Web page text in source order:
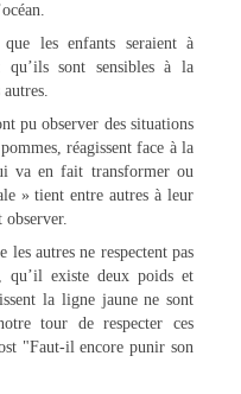
les enfants seraient à
qu’ils sont sensibles à la
pu observer des situations
réagissent face à la
va en fait transformer ou
» tient entre autres à leur
les autres ne respectent pas
qu’il existe deux poids et
la ligne jaune ne sont
tour de respecter ces
"Faut-il encore punir son